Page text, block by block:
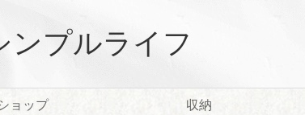
ンプルライフ
ョップ 収納